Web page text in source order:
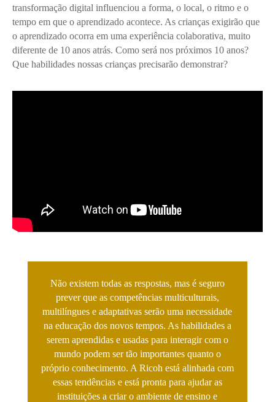
transformação digital influenciou a forma, o local, o ritmo e o
tempo em que o aprendizado acontece. As crianças exigirão que
o aprendizado ocorra em uma experiência colaborativa, muito
diferente de 10 anos atrás. Como será nos próximos 10 anos?
Que habilidades nossas crianças precisarão demonstrar?
Não existem todas as respostas, mas é seguro
prever que as competências multiculturais,
multilíngues e adaptativas serão uma necessidade
na educação dos novos tempos. As habilidades a
serem aprendidas e usadas para interagir com o
mundo podem ser tão importantes quanto o
próprio conhecimento. A Ricoh está alinhada com
essas tendências e está pronta para ajudar as
instituições a criar o ambiente de ensino e